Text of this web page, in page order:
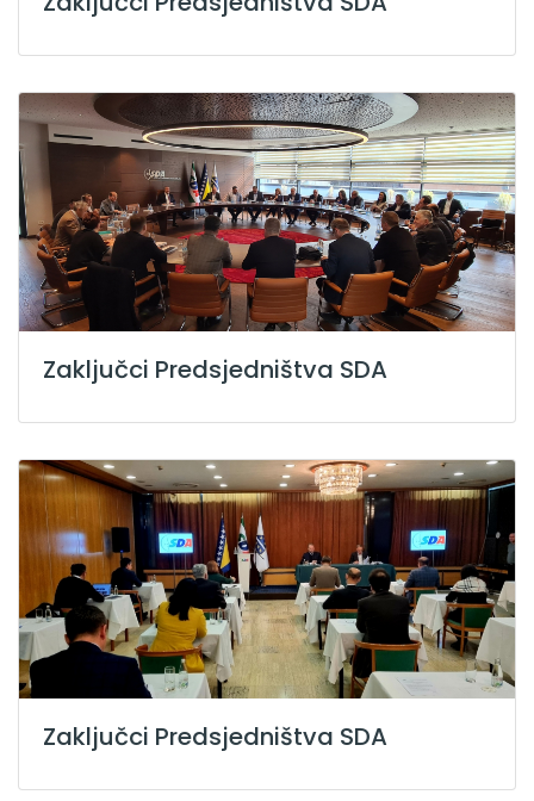
Zaključci Predsjedništva SDA
Zaključci Predsjedništva SDA